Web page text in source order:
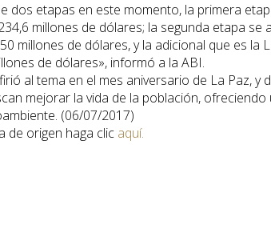
dos etapas en este momento, la primera
millones de dólares; la segunda etapa
millones de dólares, y la adicional que es la
de dólares», informó a la ABI.
al tema en el mes aniversario de La Paz, y
mejorar la vida de la población,
(06/07/2017)
de origen haga clic aquí.